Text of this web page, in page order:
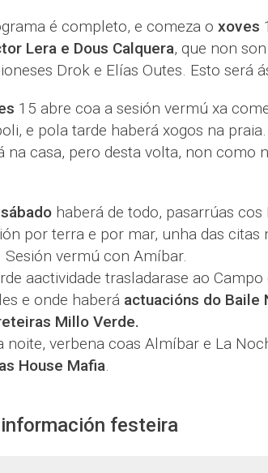
é completo, e comeza o xoves
Lera e Dous Calquera, que non
Drok e Elías Outes. Esto será
15 abre coa a sesión vermú xa
e pola tarde haberá xogos na
na casa, pero desta volta, non como
sábadohaberá de todo, pasarrúas cos
por terra e por mar, unha das citas
Sesión vermú con Amíbar.
aactividade trasladarase ao
e onde haberá actuacións do Baile
Millo Verde.
noite, verbena coas Almíbar e La
House Mafia.
festeira